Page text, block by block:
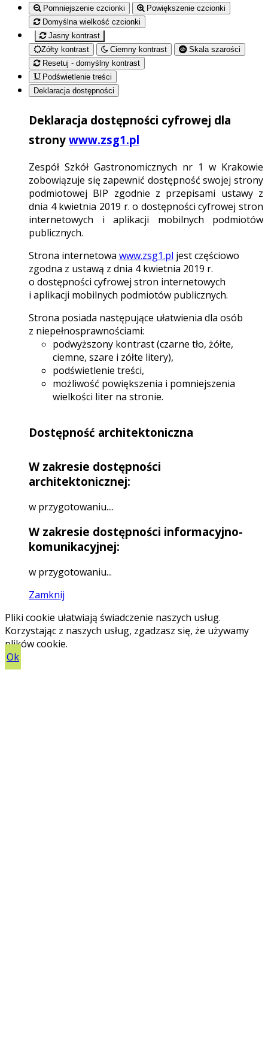
Pomniejszenie czcionki
Powiększenie czcionki
Domyślna wielkość czcionki
Jasny kontrast
Zółty kontrast
Ciemny kontrast
Skala szarości
Resetuj - domyślny kontrast
Podświetlenie treści
Deklaracja dostępności
Deklaracja dostępności cyfrowej dla
strony www.zsg1.pl
Zespół Szkół Gastronomicznych nr 1 w Krakowie
zobowiązuje się zapewnić dostępność swojej strony
podmiotowej BIP zgodnie z przepisami ustawy z
dnia 4 kwietnia 2019 r. o dostępności cyfrowej stron
internetowych i aplikacji mobilnych podmiotów
publicznych.
Strona internetowa www.zsg1.pl jest częściowo
zgodna z ustawą z dnia 4 kwietnia 2019 r.
o dostępności cyfrowej stron internetowych
i aplikacji mobilnych podmiotów publicznych.
Strona posiada następujące ułatwienia dla osób
z niepełnosprawnościami:
podwyższony kontrast (czarne tło, żółte,
ciemne, szare i zółte litery),
podświetlenie treści,
możliwość powiększenia i pomniejszenia
wielkości liter na stronie.
Dostępność architektoniczna
W zakresie dostępności
architektonicznej:
w przygotowaniu....
W zakresie dostępności informacyjno-
komunikacyjnej:
w przygotowaniu...
Zamknij
Pliki cookie ułatwiają świadczenie naszych usług.
Korzystając z naszych usług, zgadzasz się, że używamy
plików cookie.
Ok